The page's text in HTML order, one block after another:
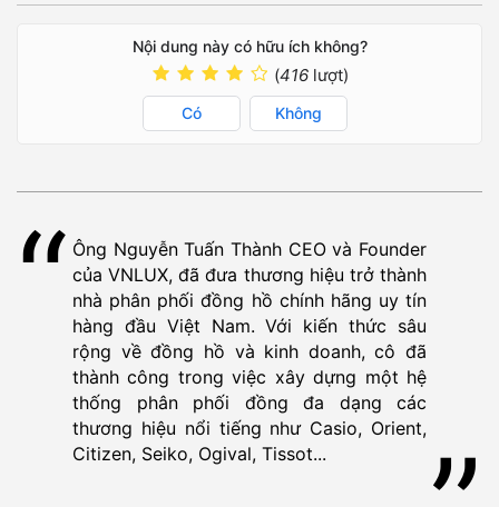
Nội dung này có hữu ích không?
(416lượt)
Có Không
Ông Nguyễn Tuấn Thành CEO và Founder
của VNLUX, đã đưa thương hiệu trở thành
nhà phân phối đồng hồ chính hãng uy tín
hàng đầu Việt Nam. Với kiến thức sâu
rộng về đồng hồ và kinh doanh, cô đã
thành công trong việc xây dựng một hệ
thống phân phối đồng đa dạng các
thương hiệu nổi tiếng như Casio, Orient,
Citizen, Seiko, Ogival, Tissot...